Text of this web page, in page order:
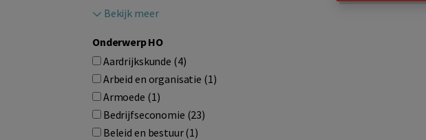
Bekijk meer
Onderwerp HO
Aardrijkskunde (4)
Arbeid en organisatie (1)
Armoede (1)
Bedrijfseconomie (23)
Beleid en bestuur (1)